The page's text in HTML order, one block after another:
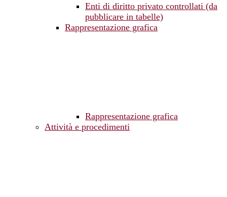
Enti di diritto privato controllati (da
pubblicare in tabelle)
Rappresentazione grafica
Rappresentazione grafica
Attività e procedimenti